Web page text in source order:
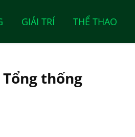
GIẢI TRÍ THỂ THAO
thống